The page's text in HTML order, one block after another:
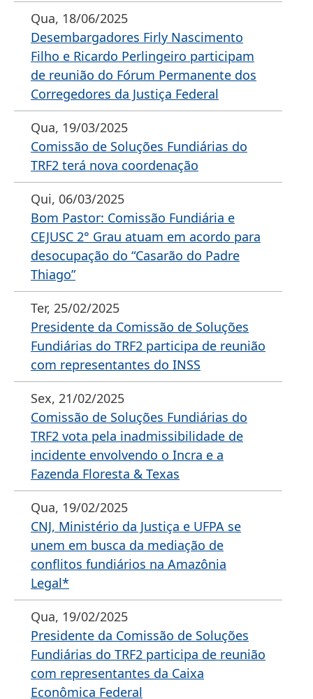
Qua, 18/06/2025
Desembargadores Firly Nascimento
Filho e Ricardo Perlingeiro participam
de reunião do Fórum Permanente dos
Corregedores da Justiça Federal
Qua, 19/03/2025
Comissão de Soluções Fundiárias do
TRF2 terá nova coordenação
Qui, 06/03/2025
Bom Pastor: Comissão Fundiária e
CEJUSC 2° Grau atuam em acordo para
desocupação do “Casarão do Padre
Thiago”
Ter, 25/02/2025
Presidente da Comissão de Soluções
Fundiárias do TRF2 participa de reunião
com representantes do INSS
Sex, 21/02/2025
Comissão de Soluções Fundiárias do
TRF2 vota pela inadmissibilidade de
incidente envolvendo o Incra e a
Fazenda Floresta & Texas
Qua, 19/02/2025
CNJ, Ministério da Justiça e UFPA se
unem em busca da mediação de
conflitos fundiários na Amazônia
Legal*
Qua, 19/02/2025
Presidente da Comissão de Soluções
Fundiárias do TRF2 participa de reunião
com representantes da Caixa
Econômica Federal